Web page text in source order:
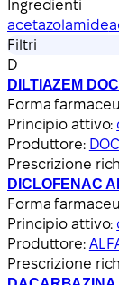
Ingredienti
acetazolamide
Filtri
D
DILTIAZEM
Forma
Principio attivo:
Produttore:
Prescrizione
DICLOFENAC
Forma
Principio attivo:
Produttore:
Prescrizione